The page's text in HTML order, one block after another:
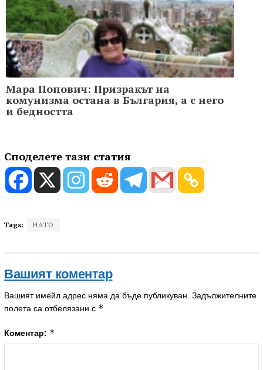
Мара Попович: Призракът на
комунизма остана в България, а с него
и бедността
Споделете тази статия
Tags: НАТО
Вашият коментар
Вашият имейл адрес няма да бъде публикуван. Задължителните
полета са отбелязани с *
Коментар: *